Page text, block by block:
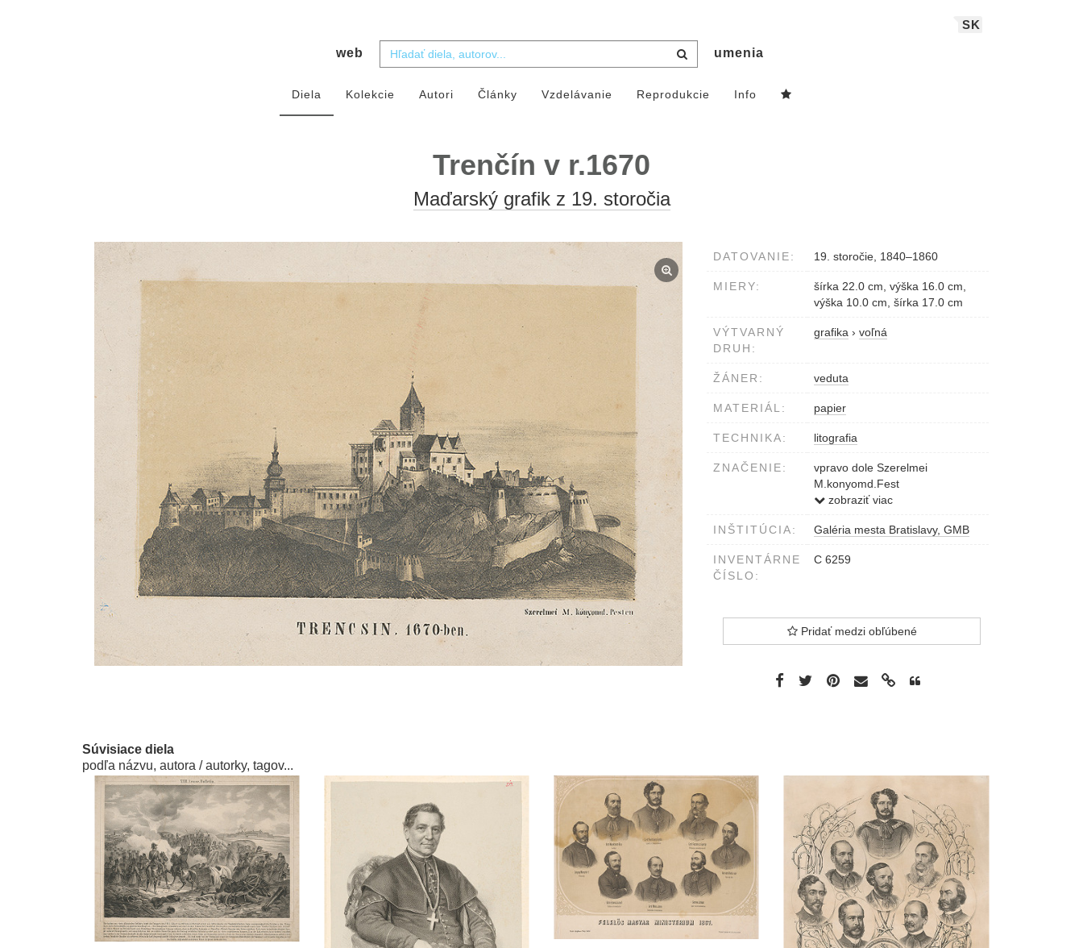
SK
web umenia
Diela Kolekcie Autori Články Vzdelávanie Reprodukcie Info
Trenčín v r.1670
Maďarský grafik z 19. storočia
DATOVANIE: 19. storočie, 1840–1860
MIERY:
šírka 22.0 cm, výška 16.0 cm,
výška 10.0 cm, šírka 17.0 cm
VÝTVARNÝ
DRUH:
grafika › voľná
ŽÁNER: veduta
MATERIÁL: papier
TECHNIKA: litografia
ZNAČENIE:
vpravo dole Szerelmei
M.konyomd.Fest
dole pod obrazom Trencsin
zobraziť viac
INŠTITÚCIA: Galéria mesta Bratislavy, GMB
INVENTÁRNE
ČÍSLO:
C 6259
Pridať medzi obľúbené
Súvisiace diela
podľa názvu, autora / autorky, tagov...